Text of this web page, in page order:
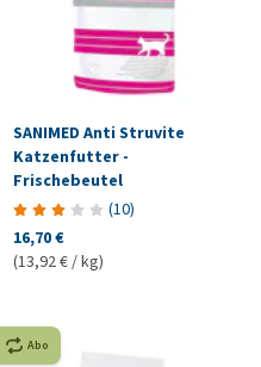
SANIMED Anti Struvite
Katzenfutter -
Frischebeutel
(10)
16,70 €
(13,92 € / kg)
Abo